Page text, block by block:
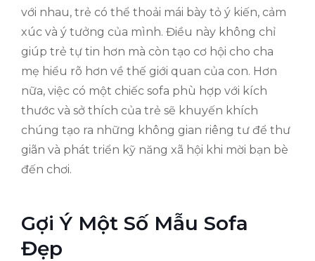
với nhau, trẻ có thể thoải mái bày tỏ ý kiến, cảm
xúc và ý tưởng của mình. Điều này không chỉ
giúp trẻ tự tin hơn mà còn tạo cơ hội cho cha
mẹ hiểu rõ hơn về thế giới quan của con. Hơn
nữa, việc có một chiếc sofa phù hợp với kích
thước và sở thích của trẻ sẽ khuyến khích
chúng tạo ra những không gian riêng tư để thư
giãn và phát triển kỹ năng xã hội khi mời bạn bè
đến chơi.
Gợi Ý Một Số Mẫu Sofa
Đẹp